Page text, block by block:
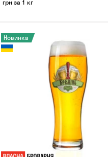
грн за 1 кг
Новинка